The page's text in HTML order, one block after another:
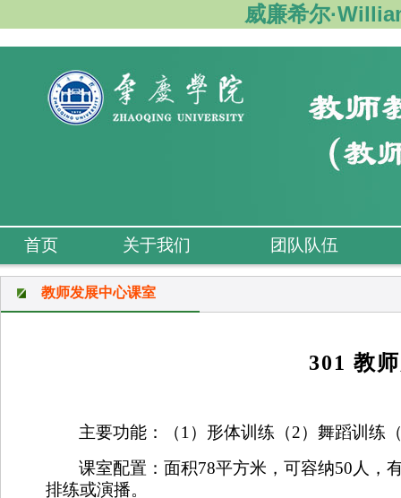
威廉希尔
首页 关于我们 团队队伍
教师发展中心课室
301 教
主要功能：（1 ）形体训练（2）舞蹈训练
课室配置：面积78平方米，可容纳50 人，
排练或演播。